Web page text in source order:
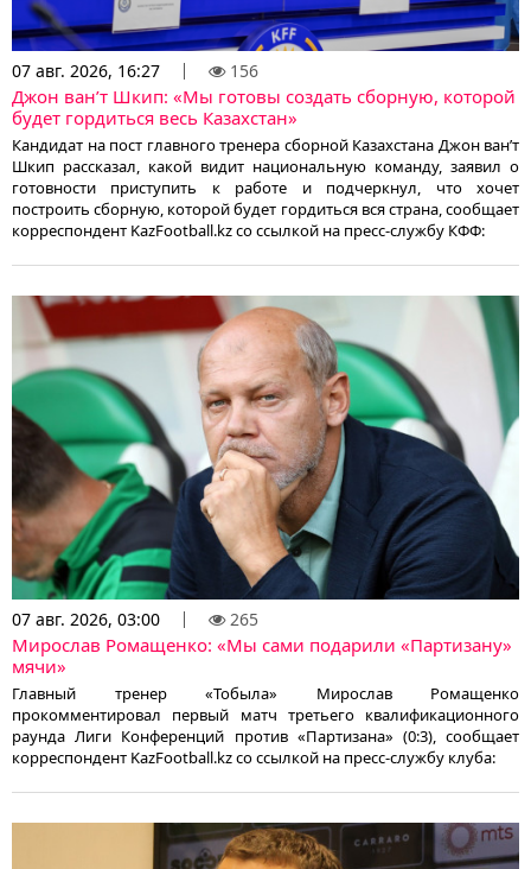
07 авг. 2026, 16:27 156
Джон ван’т Шкип: «Мы готовы создать сборную, которой
будет гордиться весь Казахстан»
Кандидат на пост главного тренера сборной Казахстана Джон ван’т
Шкип рассказал, какой видит национальную команду, заявил о
готовности приступить к работе и подчеркнул, что хочет
построить сборную, которой будет гордиться вся страна, сообщает
корреспондент KazFootball.kz со ссылкой на пресс-службу КФФ:
07 авг. 2026, 03:00 265
Мирослав Ромащенко: «Мы сами подарили «Партизану»
мячи»
Главный тренер «Тобыла» Мирослав Ромащенко
прокомментировал первый матч третьего квалификационного
раунда Лиги Конференций против «Партизана» (0:3), сообщает
корреспондент KazFootball.kz со ссылкой на пресс-службу клуба: